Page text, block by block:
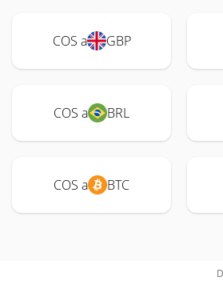
COS a GBP
COS a BRL
COS a BTC